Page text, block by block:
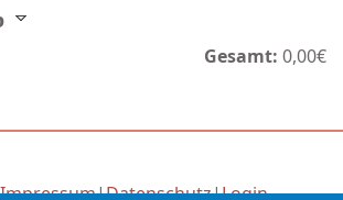
Gesamt: 0,00€
Impressum|Datenschutz|Login